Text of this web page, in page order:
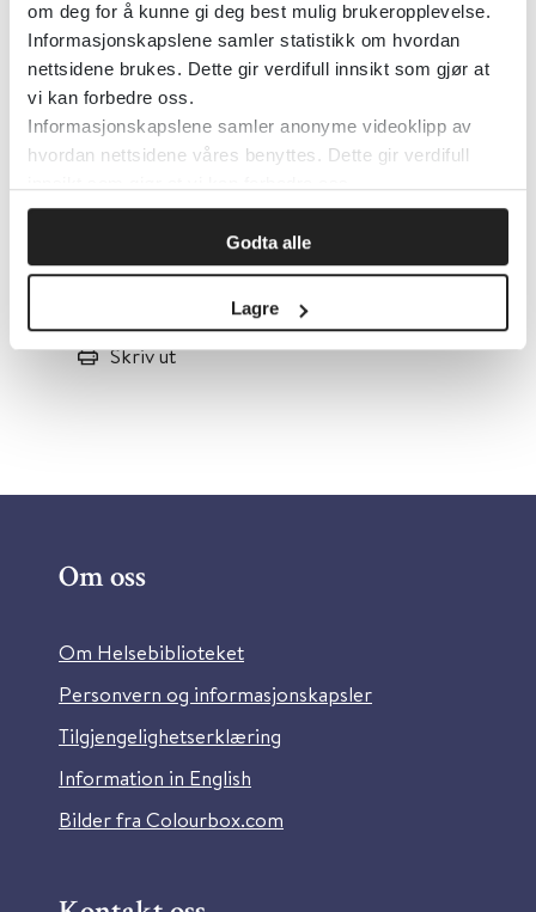
om deg for å kunne gi deg best mulig brukeropplevelse.
Informasjonskapslene samler statistikk om hvordan
nettsidene brukes. Dette gir verdifull innsikt som gjør at
vi kan forbedre oss.
Informasjonskapslene samler anonyme videoklipp av
hvordan nettsidene våres benyttes. Dette gir verdifull
Godta alle
Lagre
Nord-Afrika er gruppen som rapporterer
mest opplevd diskriminering. Her oppgir
71 prosent av respondentene å ha opplevd
rasistiske ytringer på minst én arena i
løpet av det siste året.
opplevd diskrimineringpå bufdir.no.
Skriv ut
Om oss
Om Helsebiblioteket
Personvern og informasjonskapsler
Tilgjengelighetserklæring
Information in English
Bilder fra Colourbox.com